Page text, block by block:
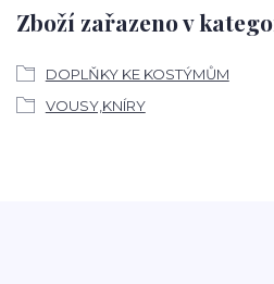
Zboží zařazeno v
DOPLŇKY KE KOSTÝMŮM
VOUSY,KNÍRY